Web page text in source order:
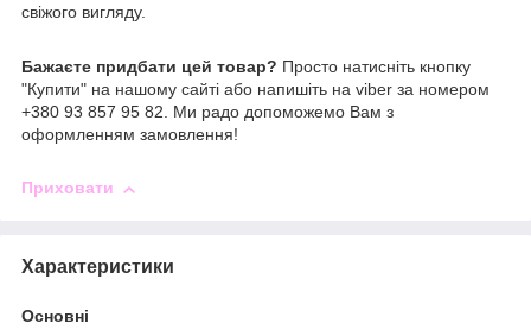
свіжого вигляду.
Бажаєте придбати цей товар? Просто натисніть кнопку
"Купити" на нашому сайті або напишіть на viber за номером
+380 93 857 95 82. Ми радо допоможемо Вам з
оформленням замовлення!
Приховати
Характеристики
Основні